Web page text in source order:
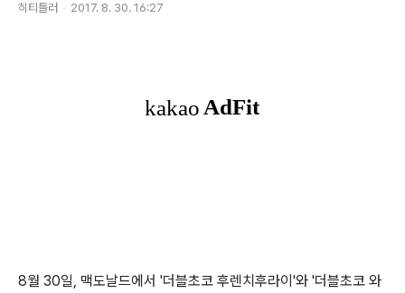
히티틀러 2017. 8. 30. 16:27
8월 30일, 맥도날드에서 '더블초코 후렌치후라이'와 '더블초코 와